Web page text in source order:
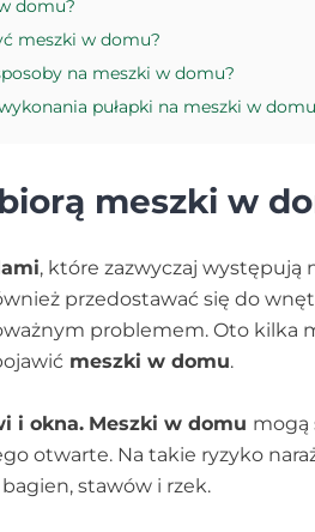
domu?
meszki w domu?
na meszki w domu?
pułapki na meszki w domu
meszki w
, które zazwyczaj występują
przedostawać się do
problemem. Oto kilka
meszki w domu.
i okna. Meszki w domu mogą
otwarte. Na takie ryzyko
stawów i rzek.